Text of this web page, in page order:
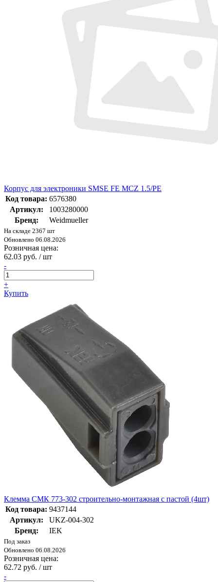
Корпус для электроники SMSE FE MCZ 1.5/PE
Код товара: 6576380
Артикул:
1003280000
Бренд:
Weidmueller
На складе 2367 шт
Обновлено 06.08.2026
Розничная цена:
62.03 руб. / шт
-
+
Купить
Клемма СМК 773-302 строительно-монтажная с пастой (4шт)
Код товара: 9437144
Артикул:
UKZ-004-302
Бренд:
IEK
Под заказ
Обновлено 06.08.2026
Розничная цена:
62.72 руб. / шт
-